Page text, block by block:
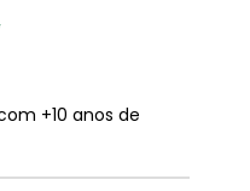
+10 anos de